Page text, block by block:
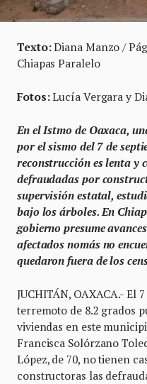
Texto:Diana Manzo /
Chiapas Paralelo
Fotos:Lucía Vergara y
En el Istmo de Oaxaca,
por el sismo del 7 de
reconstrucción es lenta y
defraudadas por
supervisión estatal,
bajo los árboles. En
gobierno presume
afectados nomás no
quedaron fuera de los
JUCHITÁN, OAXACA.- El
terremoto de 8.2 grados
viviendas en este
Francisca Solórzano
López, de 70, no tienen
constructoras las